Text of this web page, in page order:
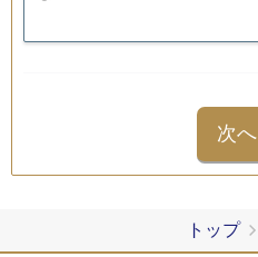
次へ
トップ